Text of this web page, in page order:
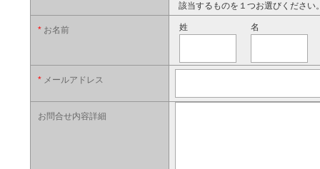
該当するものを１つお選びください
* お名前 姓 名
* メールアドレス
お問合せ内容詳細